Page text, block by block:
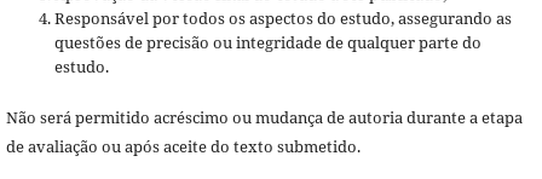
Responsável por todos os aspectos do estudo, assegurando as
questões de precisão ou integridade de qualquer parte do
estudo.
Não será permitido acréscimo ou mudança de autoria durante a etapa
de avaliação ou após aceite do texto submetido.